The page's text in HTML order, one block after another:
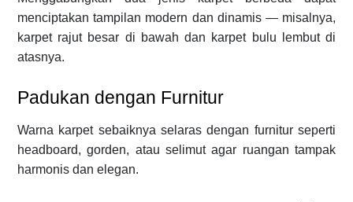
menciptakan tampilan modern dan dinamis — misalnya,
karpet rajut besar di bawah dan karpet bulu lembut di
atasnya.
Padukan dengan Furnitur
Warna karpet sebaiknya selaras dengan furnitur seperti
headboard, gorden, atau selimut agar ruangan tampak
harmonis dan elegan.